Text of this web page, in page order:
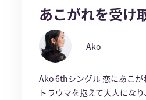
あこがれを受け
Ako
Ako 6thシングル 恋にあこが
トラウマを抱えて大人にな